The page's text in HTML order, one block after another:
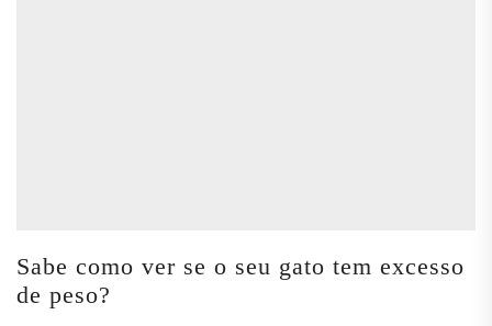
Sabe como ver se o seu gato tem excesso
de peso?